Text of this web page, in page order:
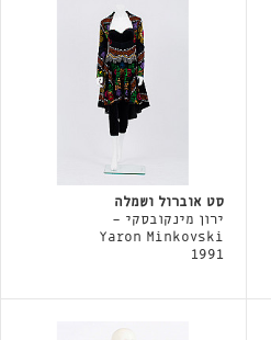
סט אוברול ושמלה
ירון מינקובסקי -
Yaron Minkovski
1991